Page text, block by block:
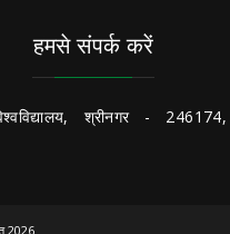
हमसे संपर्क करें
श्रीनगर -
2026